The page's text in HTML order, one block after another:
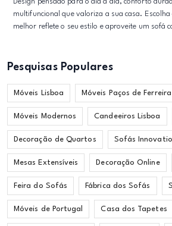
multifuncional que valoriza a sua casa.
melhor reflete o seu estilo e aproveite um sofá
Pesquisas Populares
Móveis Lisboa Móveis Paços de Ferreira
Móveis Modernos Candeeiros Lisboa
Decoração de Quartos Sofás
Mesas Extensíveis Decoração Online
Feira do Sofás Fábrica dos Sofás
Móveis de Portugal Casa dos Tapetes